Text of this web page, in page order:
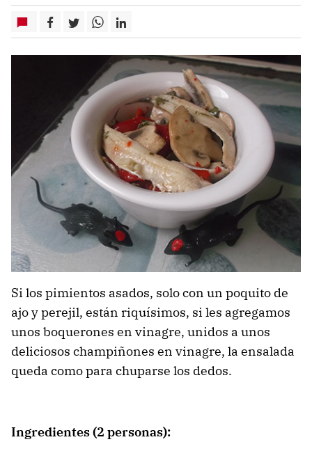
Si los pimientos asados, solo con un poquito de
ajo y perejil, están riquísimos, si les agregamos
unos boquerones en vinagre, unidos a unos
deliciosos champiñones en vinagre, la ensalada
queda como para chuparse los dedos.
Ingredientes (2 personas):